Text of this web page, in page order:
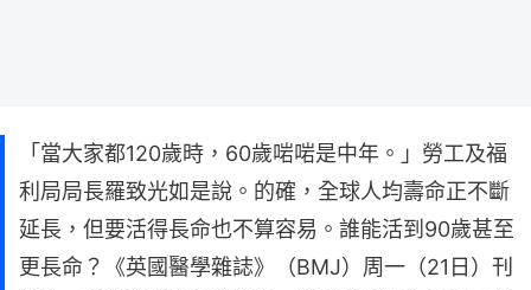
「當大家都120歲時，60歲啱啱是中年。」勞工及福
利局局長羅致光如是說。的確，全球人均壽命正不斷
延長，但要活得長命也不算容易。誰能活到90歲甚至
更長命？《英國醫學雜誌》（BMJ）周一（21日）刊